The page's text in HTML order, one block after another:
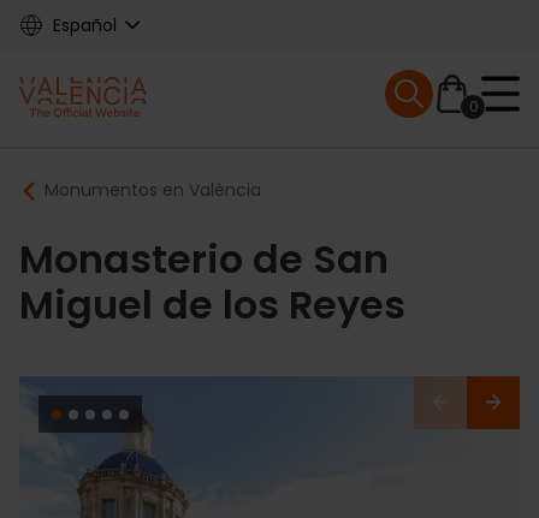
Skip
content
Español
Main
navigation
0
Mobile menu
Breadcrumb
Monumentos en València
Monasterio de San
Miguel de los Reyes